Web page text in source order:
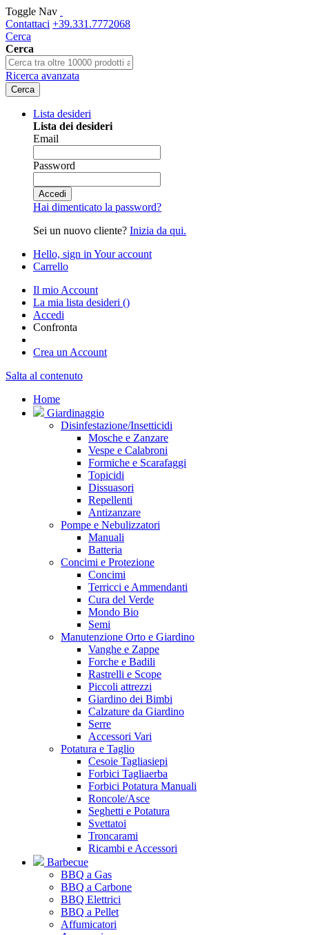
Toggle Nav
Contattaci +39.331.7772068
Cerca
Cerca
Ricerca avanzata
Cerca
Lista desideri
Lista dei desideri
Email
Password
Accedi
Hai dimenticato la password?
Sei un nuovo cliente? Inizia da qui.
Hello, sign in Your account
Carrello
Il mio Account
La mia lista desideri ()
Accedi
Confronta
Crea un Account
Salta al contenuto
Home
Giardinaggio
Disinfestazione/Insetticidi
Mosche e Zanzare
Vespe e Calabroni
Formiche e Scarafaggi
Topicidi
Dissuasori
Repellenti
Antizanzare
Pompe e Nebulizzatori
Manuali
Batteria
Concimi e Protezione
Concimi
Terricci e Ammendanti
Cura del Verde
Mondo Bio
Semi
Manutenzione Orto e Giardino
Vanghe e Zappe
Forche e Badili
Rastrelli e Scope
Piccoli attrezzi
Giardino dei Bimbi
Calzature da Giardino
Serre
Accessori Vari
Potatura e Taglio
Cesoie Tagliasiepi
Forbici Tagliaerba
Forbici Potatura Manuali
Roncole/Asce
Seghetti e Potatura
Svettatoi
Troncarami
Ricambi e Accessori
Barbecue
BBQ a Gas
BBQ a Carbone
BBQ Elettrici
BBQ a Pellet
Affumicatori